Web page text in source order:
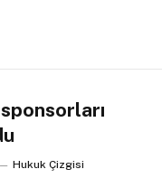
Hukuk Çizgisi